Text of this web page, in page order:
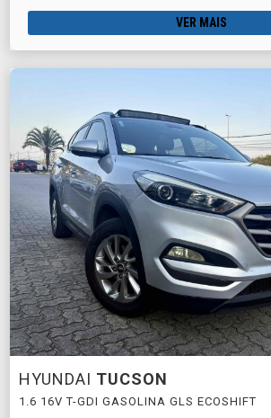
VER MAIS
HYUNDAI TUCSON
1.6 16V T-GDI GASOLINA GLS ECOSHIFT